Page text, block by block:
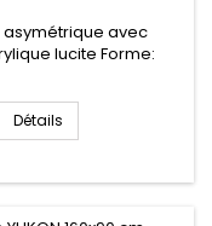
asymétrique avec
lucite Forme:
photo)Dimensions:
châssis et tablier sont
poignée chromée,
robinetterie,…Cette
Détails